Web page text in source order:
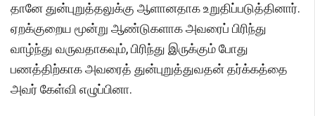
தானே துன்புறுத்தலுக்கு ஆளானதாக உறுதிப்படுத்தினார்.
ஏறக்குறைய மூன்று ஆண்டுகளாக அவரைப் பிரிந்து
வாழ்ந்து வருவதாகவும், பிரிந்து இருக்கும் போது
பணத்திற்காக அவரைத் துன்புறுத்துவதன் தர்க்கத்தை
அவர் கேள்வி எழுப்பினா.